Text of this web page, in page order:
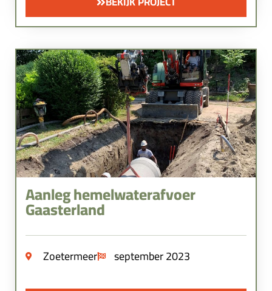
Aanleg hemelwaterafvoer
Gaasterland
Zoetermeer september 2023